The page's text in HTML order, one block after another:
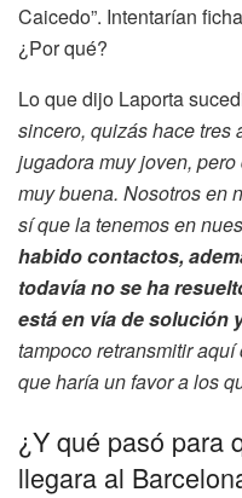
Caicedo”. Intentarían
¿Por qué?
Lo que dijo Laporta
sincero, quizás hace tres
jugadora muy joven,
muy buena. Nosotros en
sí que la tenemos en
habido contactos,
todavía no se ha
está en vía de solución
tampoco retransmitir
que haría un favor a los
¿Y qué pasó para
llegara al